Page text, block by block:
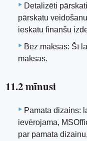
Detalizēti
pārskatu
ieskatu finanšu
Bez maksas: Šī
maksas.
11.2 mīnusi
Pamata dizains:
ievērojama,
par pamata